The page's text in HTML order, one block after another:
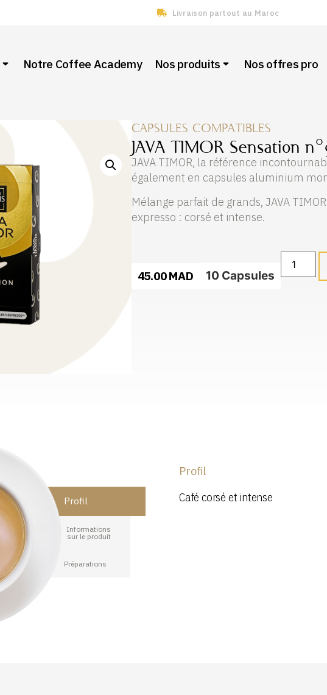
Livraison partout au Maroc
Notre Coffee Academy Nos produits Nos offres pro
CAPSULES COMPATIBLES
JAVA TIMOR Sensation
JAVA TIMOR, la référence
également en capsules aluminium
Mélange parfait de grands, JAVA
expresso : corsé et intense.
45.00MAD 10 Capsules
Profil
Informations
sur le produit
Préparations
Profil
Café corsé et intense